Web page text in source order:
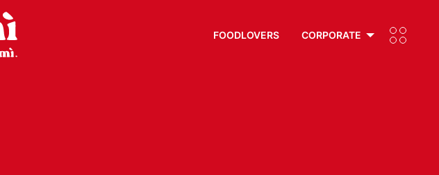
FOODLOVERS CORPORATE